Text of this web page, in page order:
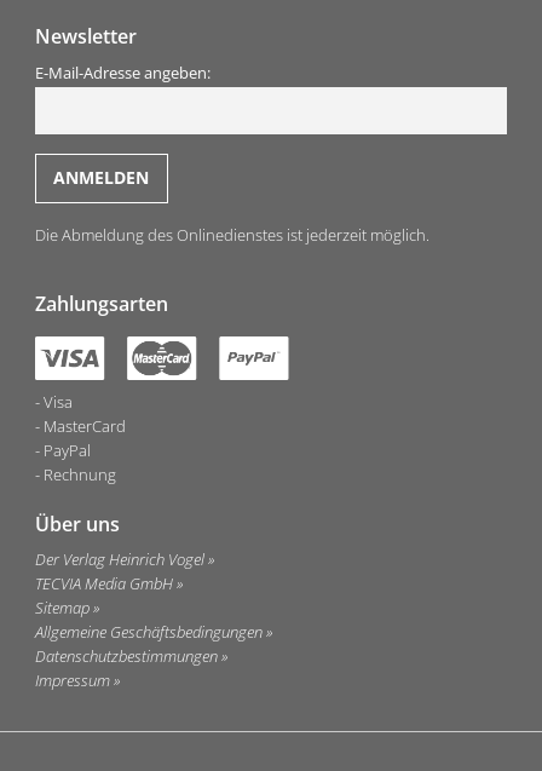
Newsletter
E-Mail-Adresse angeben:
Die Abmeldung des Onlinedienstes ist jederzeit möglich.
Zahlungsarten
Visa
MasterCard
PayPal
Rechnung
Über uns
Der Verlag Heinrich Vogel
TECVIA Media GmbH
Sitemap
Allgemeine Geschäftsbedingungen
Datenschutzbestimmungen
Impressum